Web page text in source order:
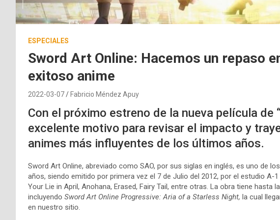
ESPECIALES
Sword Art Online: Hacemos un repaso
exitoso anime
2022-03-07 Fabricio Méndez Apuy
Con el próximo estreno de la nueva película de
excelente motivo para revisar el impacto y
animes más influyentes de los últimos años.
Sword Art Online, abreviado como SAO, por sus siglas en inglés, es uno de
años, siendo emitido por primera vez el 7 de Julio del 2012, por el estudio A-
Your Lie in April, Anohana, Erased, Fairy Tail, entre otras. La obra tiene hasta
incluyendo Sword Art Online Progressive: Aria of a Starless Night, la cual
en nuestro sitio.